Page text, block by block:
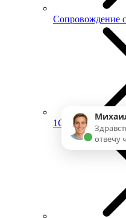
Сопровождение
1С:ИТС
отвечу